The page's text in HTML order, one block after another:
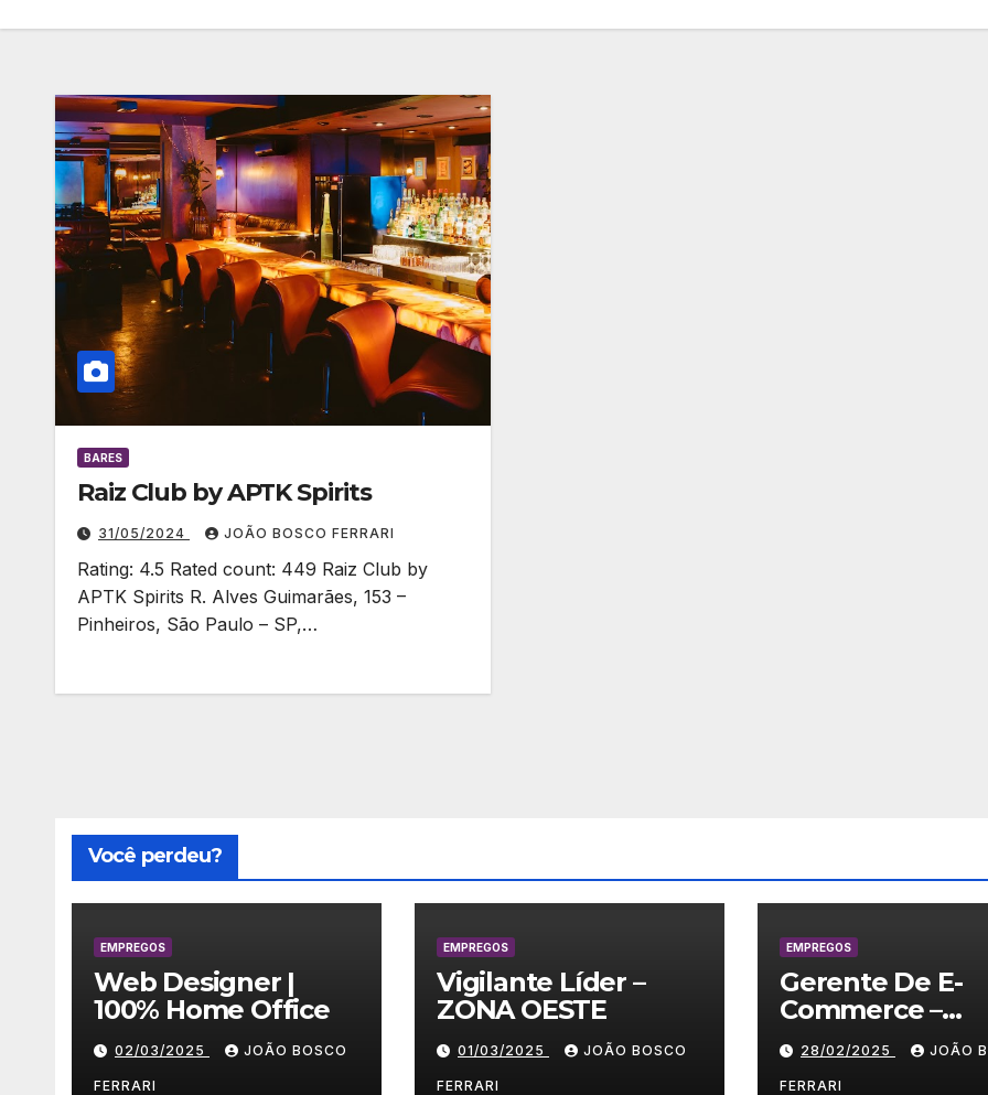
BARES
Raiz Club by APTK Spirits
31/05/2024 JOÃO BOSCO FERRARI
Rating: 4.5 Rated count: 449 Raiz Club by
APTK Spirits R. Alves Guimarães, 153 –
Pinheiros, São Paulo – SP,…
Você perdeu?
EMPREGOS
Web Designer |
100% Home Office
02/03/2025 JOÃO BOSCO
FERRARI
EMPREGOS
Vigilante Líder –
ZONA OESTE
01/03/2025 JOÃO BOSCO
FERRARI
EMPREGOS
Gerente De E-
Commerce –
Vestuário/
SP28/02/2025 JOÃO
FERRARI